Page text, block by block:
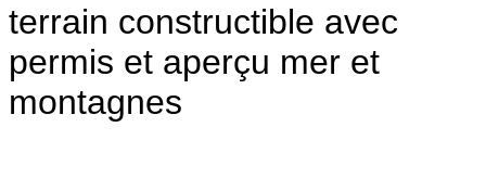
terrain constructible avec
permis et aperçu mer et
montagnes